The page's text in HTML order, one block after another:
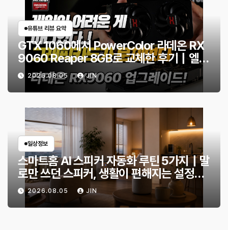
유튜브 리뷰 요약
GTX 1060에서 PowerColor 라데온 RX
9060 Reaper 8GB로 교체한 후기｜엘든
링·몬스터 헌터 와일즈 체감 변화
2026.08.05 JIN
일상정보
스마트홈 AI 스피커 자동화 루틴 5가지｜말
로만 쓰던 스피커, 생활이 편해지는 설정
은?2026.08.05 JIN